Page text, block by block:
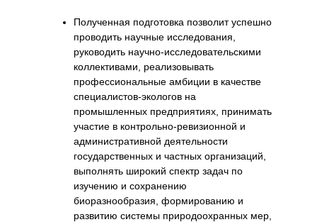
Полученная подготовка позволит успешно
проводить научные исследования,
руководить научно-исследовательскими
коллективами, реализовывать
профессиональные амбиции в качестве
специалистов-экологов на
промышленных предприятиях, принимать
участие в контрольно-ревизионной и
административной деятельности
государственных и частных организаций,
выполнять широкий спектр задач по
изучению и сохранению
биоразнообразия, формированию и
развитию системы природоохранных мер,